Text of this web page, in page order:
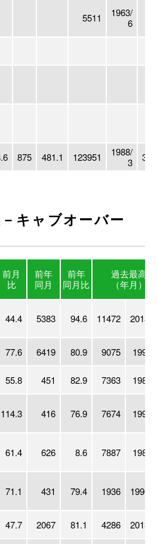
5511
1963/
6
875 481.1 123951
1988/
3
キャブオーバー
前月
比
前年
同月
前年
同月比
過去最高
（年月）
44.4 5383 94.6 11472 2018/
77.6 6419 80.9 9075
1999/
55.8 451 82.9 7363
1981/
114.3 416 76.9 7674 1990/
61.4 626 8.6 7887 1983/
71.1 431 79.4 1936 1990/
47.7 2067 81.1 4286
2013/